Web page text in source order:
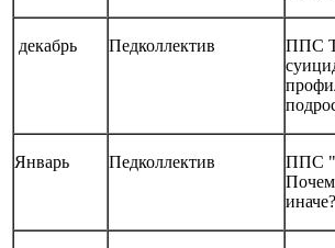
декабрь Педколлектив
ППС
Январь Педколлектив
ППС